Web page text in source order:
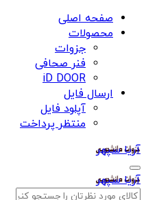
صفحه اصلی
محصولات
جزوات
فنر صحافی
iD DOOR
ارسال فایل
آپلود فایل
منتظر پرداخت
آریا سپهر
آریا سپهر